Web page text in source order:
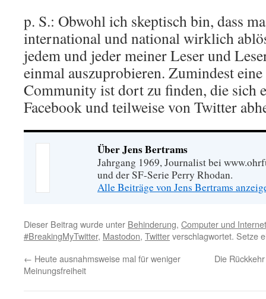
p. S.: Obwohl ich skeptisch bin, dass
international und national wirklich
jedem und jeder meiner Leser und
einmal auszuprobieren. Zumindest
Community ist dort zu finden, die sich
Facebook und teilweise von Twitter
Über Jens Bertrams
Jahrgang 1969, Journalist bei
und der SF-Serie Perry Rhodan.
Alle Beiträge von Jens Bertrams
Dieser Beitrag wurde unter Behinderung, Computer und Internet
#BreakingMyTwitter, Mastodon, Twitterverschlagwortet. Setze
← Heute ausnahmsweise mal für weniger
Meinungsfreiheit
Die